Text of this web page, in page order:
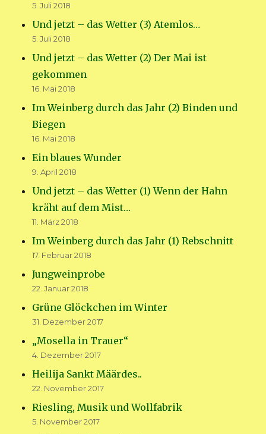
5. Juli 2018
Und jetzt – das Wetter (3) Atemlos…
5. Juli 2018
Und jetzt – das Wetter (2) Der Mai ist
gekommen
16. Mai 2018
Im Weinberg durch das Jahr (2) Binden und
Biegen
16. Mai 2018
Ein blaues Wunder
9. April 2018
Und jetzt – das Wetter (1) Wenn der Hahn
kräht auf dem Mist…
11. März 2018
Im Weinberg durch das Jahr (1) Rebschnitt
17. Februar 2018
Jungweinprobe
22. Januar 2018
Grüne Glöckchen im Winter
31. Dezember 2017
„Mosella in Trauer“
4. Dezember 2017
Heilija Sankt Määrdes..
22. November 2017
Riesling, Musik und Wollfabrik
5. November 2017